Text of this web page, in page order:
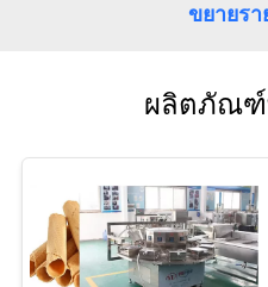
ราคา
แผนผัง
ขยายรา
ผลิตภัณฑ์